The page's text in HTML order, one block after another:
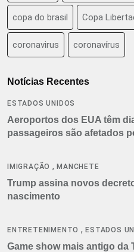
copa do brasil Copa
coronavirus coronavírus
Notícias Recentes
ESTADOS UNIDOS
Aeroportos dos EUA têm
passageiros são afetados
IMIGRAÇÃO ,MANCHETE
Trump assina novos
nascimento
ENTRETENIMENTO ,ESTADOS
Game show mais antigo da